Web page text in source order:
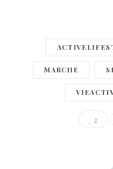
MARCHE
2